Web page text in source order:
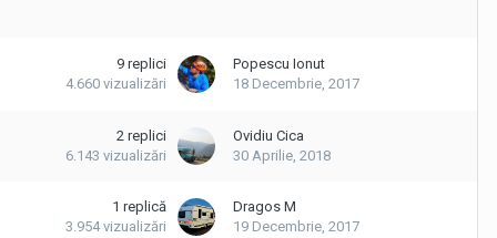
9 replici
4.660 vizualizări
Popescu Ionut
18 Decembrie, 2017
2 replici
6.143 vizualizări
Ovidiu Cica
30 Aprilie, 2018
1 replică
3.954 vizualizări
Dragos M
19 Decembrie, 2017